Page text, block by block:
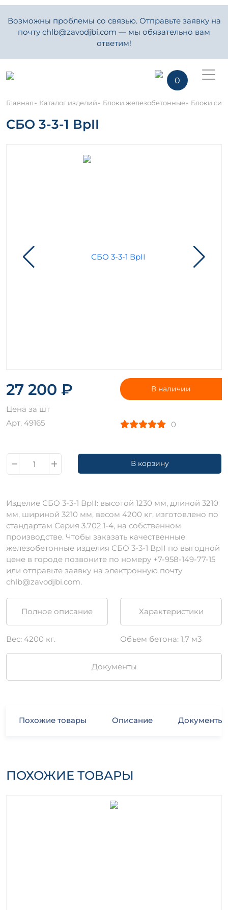
Возможны проблемы со связью. Отправьте заявку на
почту chlb@zavodjbi.com — мы обязательно вам
ответим!
0
Главная- Каталог изделий- Блоки железобетонные- Блоки
СБО 3-3-1 ВрII
27 200 ₽
Цена за шт
Арт. 49165
В наличии
0
В корзину
Изделие СБО 3-3-1 ВрII: высотой 1230 мм, длиной 3210
мм, шириной 3210 мм, весом 4200 кг, изготовлено по
стандартам Серия 3.702.1-4, на собственном
производстве. Чтобы заказать качественные
железобетонные изделия СБО 3-3-1 ВрII по выгодной
цене в городе позвоните по номеру +7-958-149-77-15
или отправьте заявку на электронную почту
chlb@zavodjbi.com.
Полное описание Характеристики
Вес: 4200 кг. Объем бетона: 1,7 м3
Документы
Похожие товары Описание Документы
ПОХОЖИЕ ТОВАРЫ